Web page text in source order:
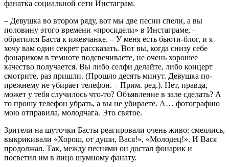
фанатка социальной сети Инстаграм.
– Девушка во втором ряду, вот мы две песни спели, а вы
половину этого времени «просидели» в Инстаграме, –
обратился Баста к ижевчанке. – У меня есть бьюти-блог, и я
хочу вам один секрет рассказать. Вот вы, когда снизу себе
фонариком в темноте подсвечиваете, не очень хорошее
качество получается. Вы либо селфи делайте, либо концерт
смотрите, раз пришли. (Прошло десять минут. Девушка по-
прежнему не убирает телефон. – Прим. ред.). Нет, правда,
может у тебя случилось что-то? Объявление в зале сделать? А
то прошу телефон убрать, а вы не убираете. А… фотографию
мою отправила, молодчага. Это святое.
Зрители на шуточки Басты реагировали очень живо: смеялись,
выкрикивали «Хорош, от души, Вася!», «Молодец!». И Вася
продолжал. Так, между песнями он достал фонарик и
посветил им в лицо шумному фанату.